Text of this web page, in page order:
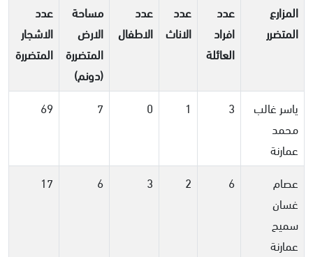
المزارع
المتضرر
عدد
افراد
العائلة
عدد
الاناث
عدد
الاطفال
مساحة
الارض
المتضررة
(دونم)
عدد
الاشجار
المتضررة
ياسر غالب
محمد
عمارنة
3
1
0
7
69
عصام
غسان
سميح
عمارنة
6
2
3
6
17